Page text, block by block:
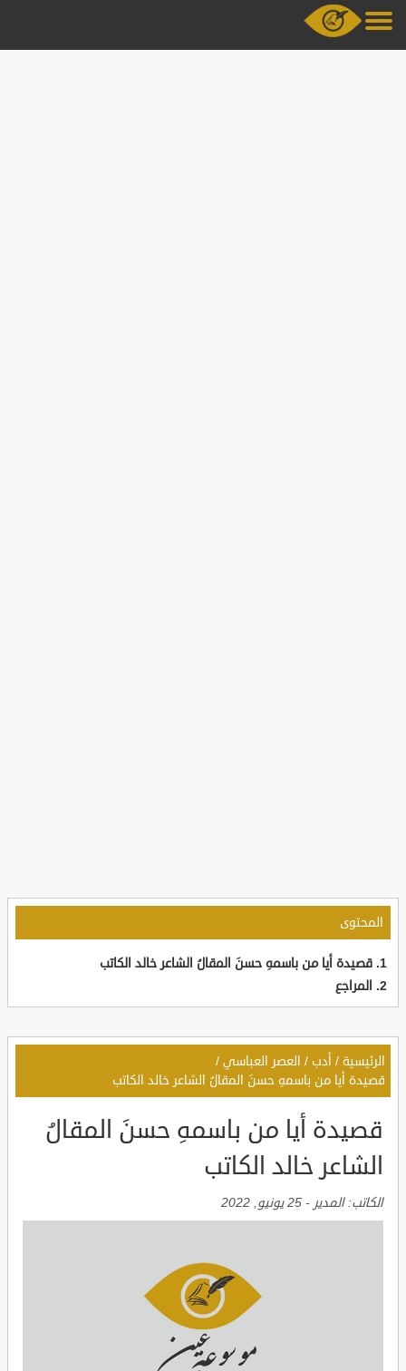
المحتوى
قصيدة أيا من باسمهِ حسنَ المقالُ الشاعر خالد الكاتب
المراجع
الرئيسية / أدب / العصر العباسي /
قصيدة أيا من باسمهِ حسنَ المقالُ الشاعر خالد الكاتب
قصيدة أيا من باسمهِ حسنَ المقالُ
الشاعر خالد الكاتب
الكاتب:المدير - 25 يونيو, 2022